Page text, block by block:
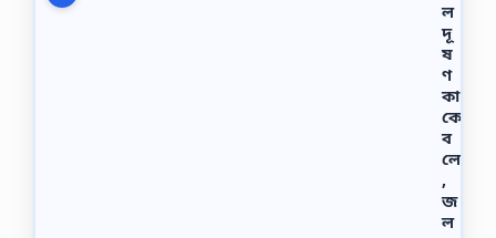
ল
দূ
ষ
ণ
কা
কে
ব
লে
,
জ
ল